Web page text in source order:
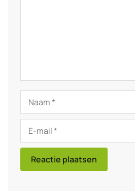
Naam
mail